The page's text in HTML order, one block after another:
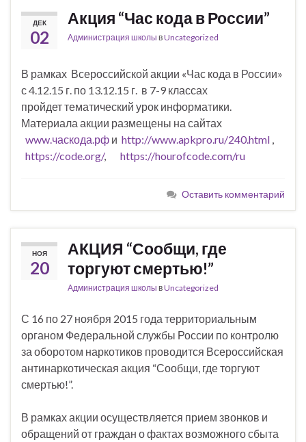
ДЕК
02
Акция “Час кода в России”
Администрация школы вUncategorized
В рамках Всероссийской акции «Час кода в России»
с 4.12.15 г. по 13.12.15 г. в 7-9 классах
пройдет тематический урок информатики.
Материала акции размещены на сайтах
www.часкода.рф и http://www.apkpro.ru/240.html
https://code.org/, https://hourofcode.com/ru
Оставить комментарий
НОЯ
20
АКЦИЯ “Сообщи, где
торгуют смертью!”
Администрация школы вUncategorized
С 16 по 27 ноября 2015 года территориальным
органом Федеральной службы России по контролю
за оборотом наркотиков проводится Всероссийская
антинаркотическая акция “Сообщи, где торгуют
смертью!”.
В рамках акции осуществляется прием звонков и
обращений от граждан о фактах возможного сбыта